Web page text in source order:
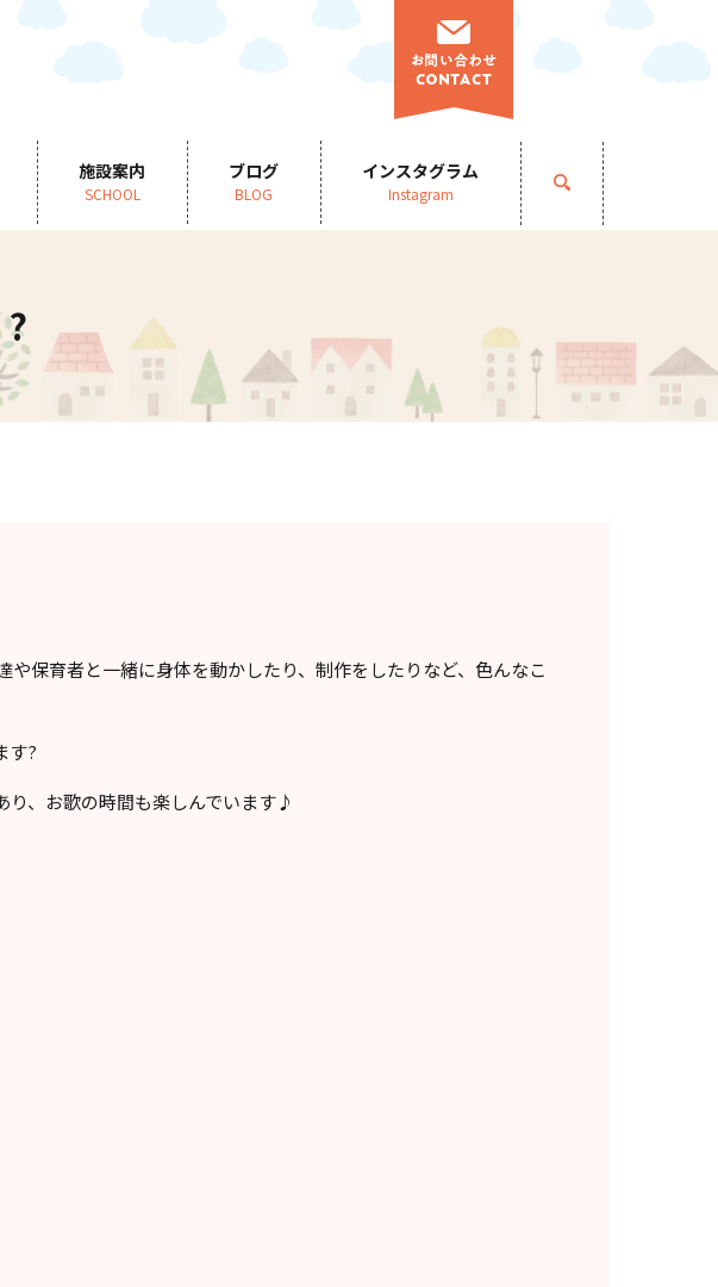
施設案内
SCHOOL
ブログ
BLOG
インスタグラム
Instagram search
保育者と一緒に身体を動かしたり、制作をしたりなど、色んなこ
す?
り、お歌の時間も楽しんでいます♪